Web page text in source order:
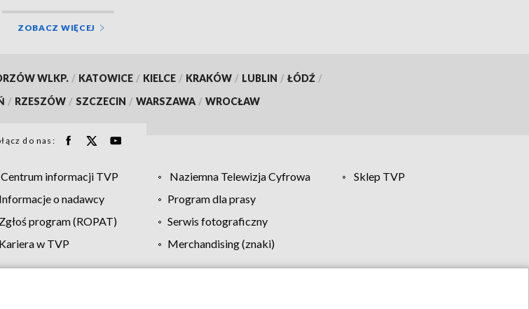
ZOBACZ WIĘCEJ
WLKP. / KATOWICE / KIELCE / KRAKÓW / LUBLIN / ŁÓDŹ /
/ RZESZÓW / SZCZECIN / WARSZAWA / WROCŁAW
do nas:
Centrum informacji TVP Naziemna Telewizja Cyfrowa
Sklep TVP
Informacje o nadawcy
Program dla prasy
Zgłoś program (ROPAT)
Serwis fotograficzny
Kariera w TVP
Merchandising (znaki)